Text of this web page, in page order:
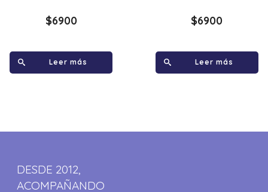
$6900
Leer más
$6900
Leer más
DESDE 2012,
ACOMPAÑANDO